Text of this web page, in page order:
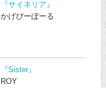
『サイネリア』
かげぴーぼーる
『Sister』
ROY